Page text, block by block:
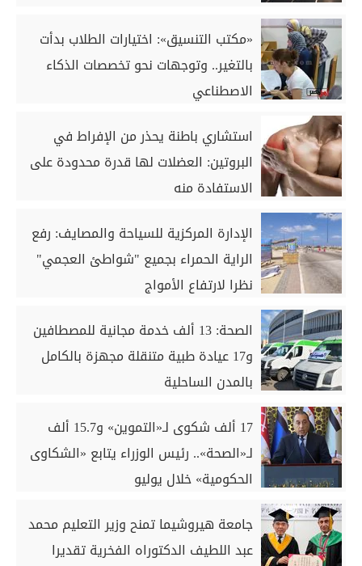
«مكتب التنسيق»: اختيارات الطلاب بدأت
بالتغير.. وتوجهات نحو تخصصات الذكاء
الاصطناعي
استشاري باطنة يحذر من الإفراط في
البروتين: العضلات لها قدرة محدودة على
الاستفادة منه
الإدارة المركزية للسياحة والمصايف: رفع
الراية الحمراء بجميع "شواطئ العجمي"
نظرا لارتفاع الأمواج
الصحة: 13 ألف خدمة مجانية للمصطافين
و17 عيادة طبية متنقلة مجهزة بالكامل
بالمدن الساحلية
17 ألف شكوى لـ«التموين» و15.7 ألف
لـ«الصحة».. رئيس الوزراء يتابع «الشكاوى
الحكومية» خلال يوليو
جامعة هيروشيما تمنح وزير التعليم محمد
عبد اللطيف الدكتوراه الفخرية تقديرا